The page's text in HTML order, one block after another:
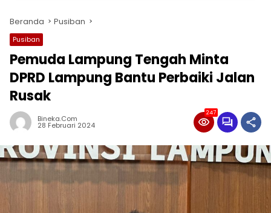
Beranda Pusiban
Pusiban
Pemuda Lampung Tengah Minta
DPRD Lampung Bantu Perbaiki Jalan
Rusak
Bineka.com
28 Februari 2024
247